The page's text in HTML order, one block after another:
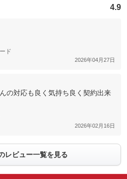
4.9
ド
2026年04月27日
の対応も良く気持ち良く契約出来
2026年02月16日
レビュー一覧を見る